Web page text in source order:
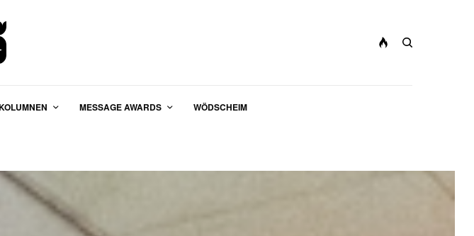
MESSAGE AWARDS WÖDSCHEIM